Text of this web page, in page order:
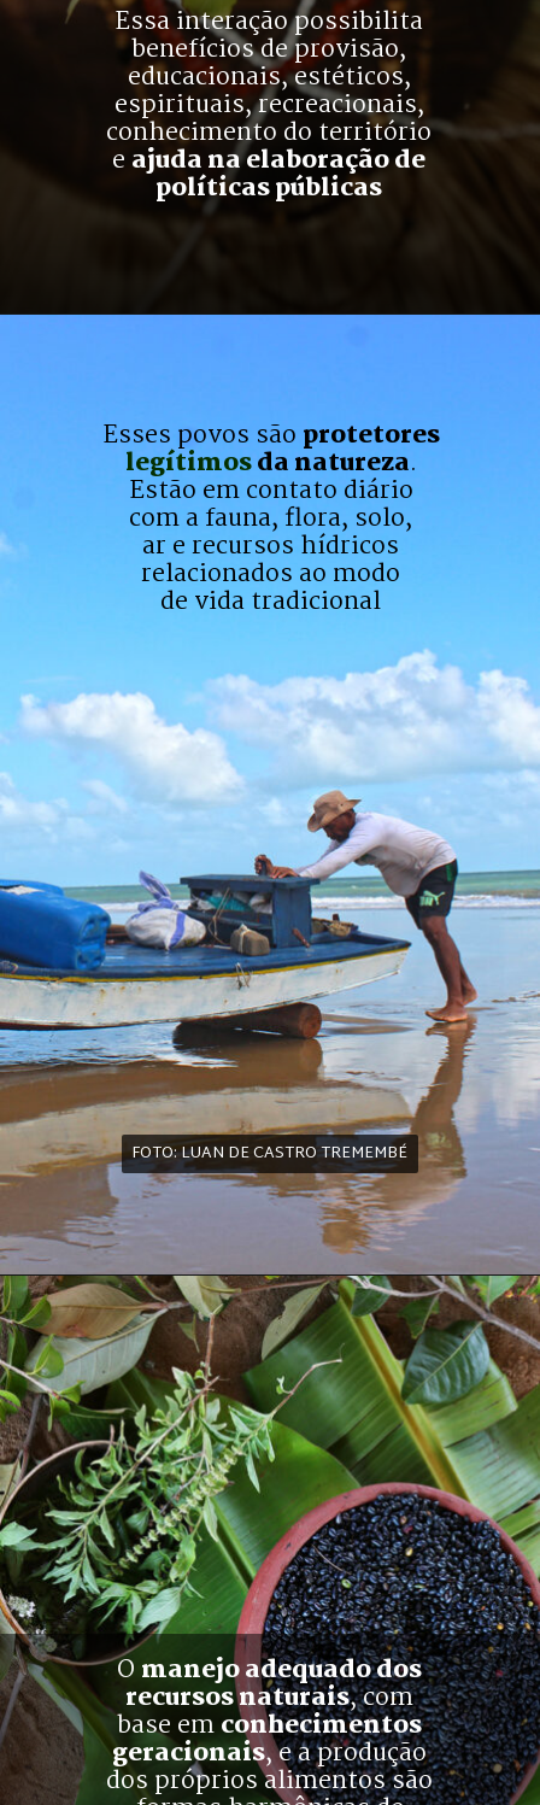
Essa interação possibilita
benefícios de provisão,
educacionais, estéticos,
espirituais, recreacionais,
conhecimento do território
e ajuda na elaboração de
políticas públicas
FOTO: LUAN DE CASTRO TREMEMBÉ
FOTO: LUAN DE CASTRO TREMEMBÉ
Esses povos são protetores
legítimos da natureza.
Estão em contato diário
com a fauna, flora, solo,
ar e recursos hídricos
relacionados ao modo
de vida tradicional
O manejo adequado dos
recursos naturais, com
base em conhecimentos
geracionais, e a produção
dos próprios alimentos são